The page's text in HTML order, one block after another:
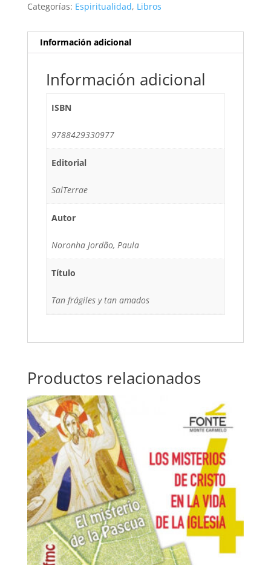
Categorías: Espiritualidad, Libros
Información adicional
Información adicional
ISBN
9788429330977
Editorial
SalTerrae
Autor
Noronha Jordão, Paula
Título
Tan frágiles y tan amados
Productos relacionados